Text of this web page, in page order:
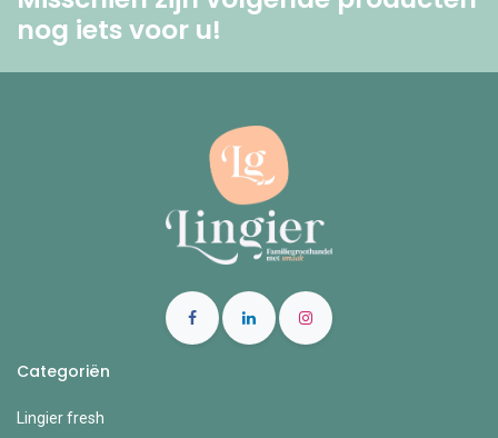
nog iets voor u! ​
Categoriën
Lingier fresh